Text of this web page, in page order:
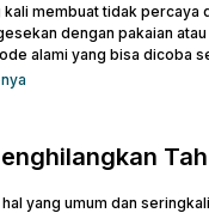
membuat tidak percaya
dengan pakaian
alami yang bisa dicoba
hal yang umum dan